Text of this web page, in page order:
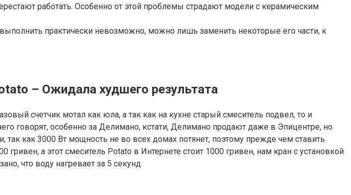
работать. Особенно от этой проблемы страдают модели с керамическим
практически невозможно, можно лишь заменить некоторые его части, к
– Ожидала худшего результата
счетчик мотал как юла, а так как на кухне старый смеситель подвел, то и
говорят, особенно за Делимано, кстати, Делимано продают даже в Эпицентре, но
как 3000 Вт мощность не во всех домах потянет, поэтому прежде чем ставить
а этот смеситель Potato в Интернете стоит 1000 гривен, нам кран с установкой
что воду нагревает за 5 секунд.